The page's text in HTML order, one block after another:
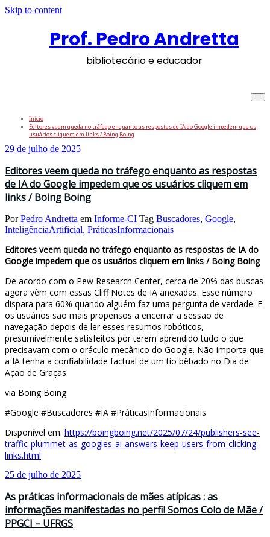
Skip to content
Prof. Pedro Andretta
bibliotecário e educador
Início
Editores veem queda no tráfego enquanto as respostas de IA do Google impedem que os
usuários cliquem em links / Boing Boing
29 de julho de 2025
Editores veem queda no tráfego enquanto as respostas
de IA do Google impedem que os usuários cliquem em
links / Boing Boing
PorPedro Andretta em Informe-CI Tag Buscadores, Google,
InteligênciaArtificial, PráticasInformacionais
Editores veem queda no tráfego enquanto as respostas de IA do
Google impedem que os usuários cliquem em links / Boing Boing
De acordo com o Pew Research Center, cerca de 20% das buscas
agora vêm com essas Cliff Notes de IA anexadas. Esse número
dispara para 60% quando alguém faz uma pergunta de verdade. E
os usuários são mais propensos a encerrar a sessão de
navegação depois de ler esses resumos robóticos,
presumivelmente satisfeitos por terem aprendido tudo o que
precisavam com o oráculo mecânico do Google. Não importa que
a IA tenha a confiabilidade factual de um tio bêbado no Dia de
Ação de Graças.
via Boing Boing
#Google #Buscadores #IA #PráticasInformacionais
Disponível em: https://boingboing.net/2025/07/24/publishers-see-
traffic-plummet-as-googles-ai-answers-keep-users-from-clicking-
links.html
25 de julho de 2025
As práticas informacionais de mães atípicas : as
informações manifestadas no perfil Somos Colo de Mãe /
PPGCI – UFRGS